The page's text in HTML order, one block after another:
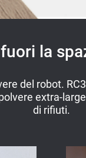
la
del robot.
extra-
di rifiuti.